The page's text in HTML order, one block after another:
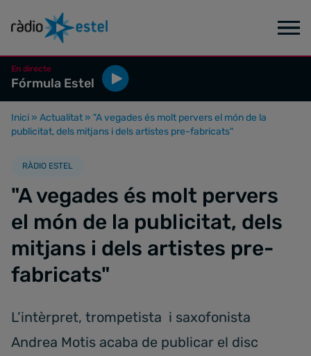
En directe
Fórmula Estel
Inici » Actualitat » "A vegades és molt pervers el món de la
publicitat, dels mitjans i dels artistes pre-fabricats"
RÀDIO ESTEL
"A vegades és molt pervers
el món de la publicitat, dels
mitjans i dels artistes pre-
fabricats"
L’intèrpret, trompetista i saxofonista
Andrea Motis acaba de publicar el disc